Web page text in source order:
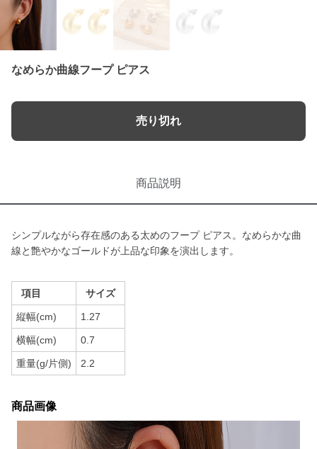
なめらか曲線フープ ピアス
売り切れ
商品説明
シンプルながら存在感のある太めのフープ ピアス。なめらかな曲
線と艶やかなゴールドが上品な印象を演出します。
項目 サイズ
縦幅(cm) 1.27
横幅(cm) 0.7
重量(g/片側) 2.2
商品画像